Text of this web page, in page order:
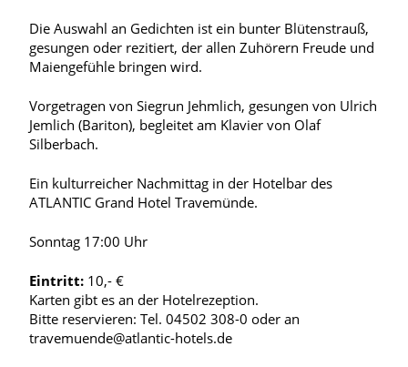
Die Auswahl an Gedichten ist ein bunter Blütenstrauß,
gesungen oder rezitiert, der allen Zuhörern Freude und
Maiengefühle bringen wird.
Vorgetragen von Siegrun Jehmlich, gesungen von Ulrich
Jemlich (Bariton), begleitet am Klavier von Olaf
Silberbach.
Ein kulturreicher Nachmittag in der Hotelbar des
ATLANTIC Grand Hotel Travemünde.
Sonntag 17:00 Uhr
Eintritt: 10,- €
Karten gibt es an der Hotelrezeption.
Bitte reservieren: Tel. 04502 308-0 oder an
travemuende@atlantic-hotels.de